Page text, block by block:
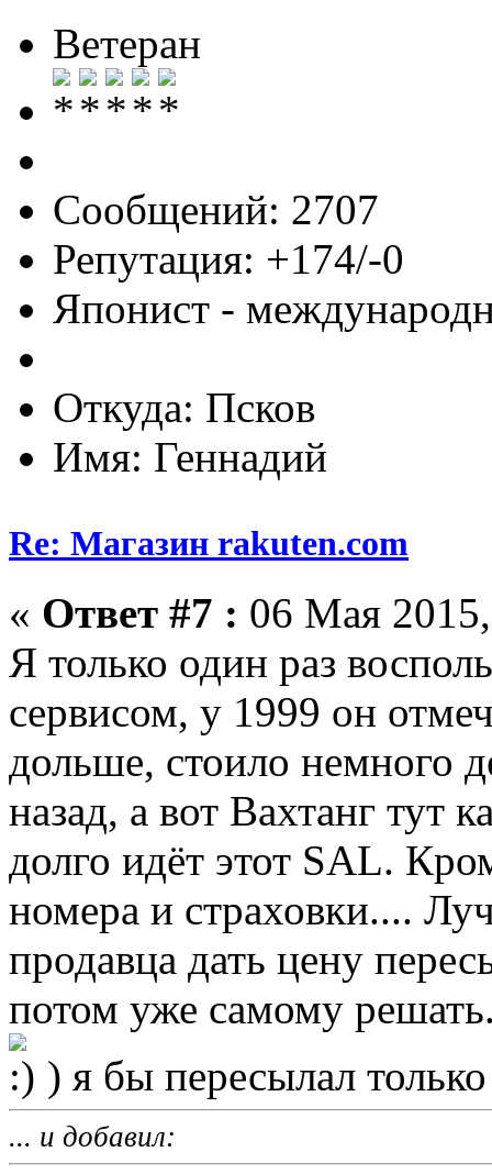
Ветеран
Сообщений: 2707
Репутация: +174/-0
Японист -
Откуда: Псков
Имя: Геннадий
Re: Магазин rakuten.com
« Ответ #7 : 06 Мая
Я только один раз
сервисом, у 1999 он
дольше, стоило немного
назад, а вот Вахтанг тут
долго идёт этот SAL.
номера и страховки....
продавца дать цену
потом уже самому
) я бы пересылал
... и добавил: